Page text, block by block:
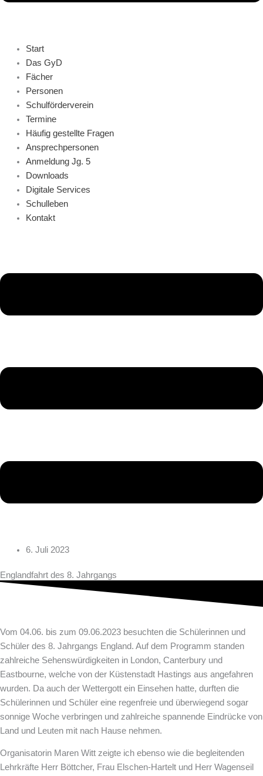
Start
Das GyD
Fächer
Personen
Schulförderverein
Termine
Häufig gestellte Fragen
Ansprechpersonen
Anmeldung Jg. 5
Downloads
Digitale Services
Schulleben
Kontakt
6. Juli 2023
Englandfahrt des 8. Jahrgangs
Vom 04.06. bis zum 09.06.2023 besuchten die Schülerinnen und
Schüler des 8. Jahrgangs England. Auf dem Programm standen
zahlreiche Sehenswürdigkeiten in London, Canterbury und
Eastbourne, welche von der Küstenstadt Hastings aus angefahren
wurden. Da auch der Wettergott ein Einsehen hatte, durften die
Schülerinnen und Schüler eine regenfreie und überwiegend sogar
sonnige Woche verbringen und zahlreiche spannende Eindrücke von
Land und Leuten mit nach Hause nehmen.
Organisatorin Maren Witt zeigte ich ebenso wie die begleitenden
Lehrkräfte Herr Böttcher, Frau Elschen-Hartelt und Herr Wagenseil